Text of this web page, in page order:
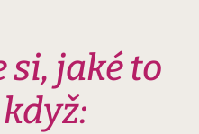
si, jaké to